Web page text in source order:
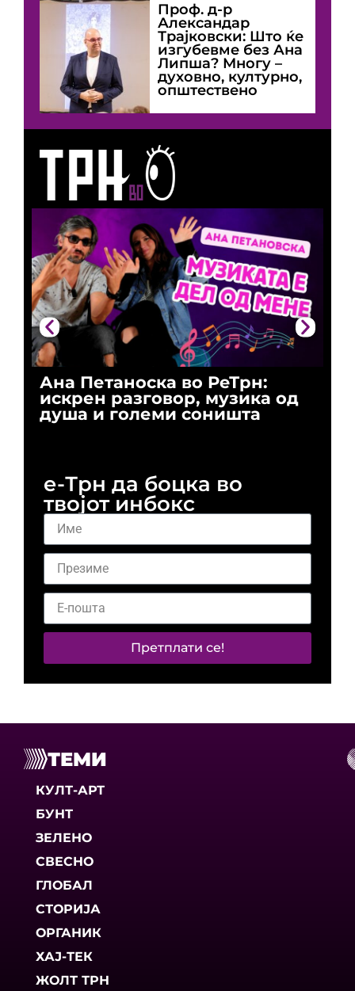
Ана Петаноска во РеТрн:
искрен разговор, музика од
душа и големи соништа
Проф. д-р
Александар
Трајковски: Што ќе
изгубевме без Ана
Липша? Многу –
духовно, културно,
општествено
е-Трн да боцка во
твојот инбокс
Претплати се!
ТЕМИ
КУЛТ-АРТ
БУНТ
ЗЕЛЕНО
СВЕСНО
ГЛОБАЛ
СТОРИЈА
ОРГАНИК
ХАЈ-ТЕК
ЖОЛТ ТРН